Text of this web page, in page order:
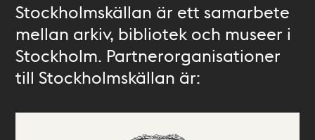
Stockholmskällan är ett samarbete
mellan arkiv, bibliotek och museer i
Stockholm. Partnerorganisationer
till Stockholmskällan är: